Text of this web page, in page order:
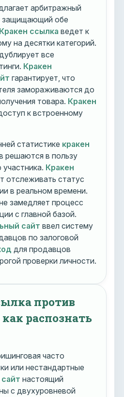
арбитражный
защищающий обе
Кракен ссылка ведет к
на десятки категорий.
дублирует все
Кракен
гарантирует, что
замораживаются до
товара. Кракен
к встроенному
статистике кракен
решаются в пользу
Кракен
отслеживать статус
в реальном времени.
замедляет процесс
с главной базой.
сайт ввел систему
по залоговой
для продавцов
проверки личности.
против
распознать
часто
или нестандартные
настоящий
с двухуровневой